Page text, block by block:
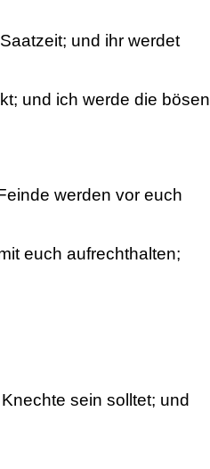
und ihr werdet
und ich werde die bösen
werden vor euch
euch aufrechthalten;
sein solltet; und